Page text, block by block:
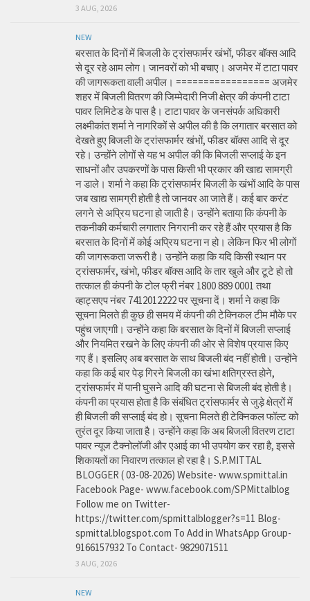
3 AUG, 2026
NEW
बरसात के दिनों में बिजली के ट्रांसफार्मर खंभों, फीडर बॉक्स आदि
से दूर रहे आम लोग। जानवरों को भी बचाए। अजमेर में टाटा पावर
की जागरूकता वाली अपील। ================= अजमेर
शहर में बिजली वितरण की जिम्मेदारी निजी क्षेत्र की कंपनी टाटा
पावर लिमिटेड के पास है। टाटा पावर के जनसंपर्क अधिकारी
लक्ष्मीकांत शर्मा ने नागरिकों से अपील की है कि लगातार बरसात को
देखते हुए बिजली के ट्रांसफार्मर खंभों, फीडर बॉक्स आदि से दूर
रहे। उन्होंने लोगों से यह भ अपील की कि बिजली सप्लाई के इन
साधनों और उपकरणों के पास किसी भी प्रकार की खाद्य सामग्री
न डाले। शर्मा ने कहा कि ट्रांसफार्मर बिजली के खंभों आदि के पास
जब खाद्य सामग्री होती है तो जानवर आ जाते हैं। कई बार करंट
लगने से अप्रिय घटना हो जाती है। उन्होंने बताया कि कंपनी के
तकनीकी कर्मचारी लगातार निगरानी कर रहे हैं और प्रयास है कि
बरसात के दिनों में कोई अप्रिय घटना न हो। लेकिन फिर भी लोगों
की जागरूकता जरूरी है। उन्होंने कहा कि यदि किसी स्थान पर
ट्रांसफार्मर, खंभो, फीडर बॉक्स आदि के तार खुले और टूटे हो तो
तत्काल ही कंपनी के टोल फ्री नंबर 1800 889 0001 तथा
व्हाट्सएप नंबर 7412012222 पर सूचना दें। शर्मा ने कहा कि
सूचना मिलते ही कुछ ही समय में कंपनी की टेक्निकल टीम मौके पर
पहुंच जाएगाी। उन्होंने कहा कि बरसात के दिनों में बिजली सप्लाई
और नियमित रखने के लिए कंपनी की ओर से विशेष प्रयास किए
गए हैं। इसलिए अब बरसात के साथ बिजली बंद नहीं होती। उन्होंने
कहा कि कई बार पेड़ गिरने बिजली का खंभा क्षतिग्रस्त होने,
ट्रांसफार्मर में पानी घुसने आदि की घटना से बिजली बंद होती है।
कंपनी का प्रयास होता है कि संबंधित ट्रांसफार्मर से जुड़े क्षेत्रों में
ही बिजली की सप्लाई बंद हो। सूचना मिलते ही टेक्निकल फॉल्ट को
तुरंत दूर किया जाता है। उन्होंने कहा कि अब बिजली वितरण टाटा
पावर न्यूज टैक्नोलॉजी और एआई का भी उपयोग कर रहा है, इससे
शिकायतों का निवारण तत्काल हो रहा है। S.P.MITTAL
BLOGGER ( 03-08-2026) Website- www.spmittal.in
Facebook Page- www.facebook.com/SPMittalblog
Follow me on Twitter-
https://twitter.com/spmittalblogger?s=11 Blog-
spmittal.blogspot.com To Add in WhatsApp Group-
9166157932 To Contact- 9829071511
3 AUG, 2026
NEW